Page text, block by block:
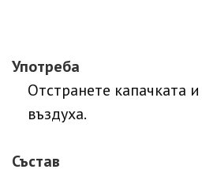
Употреба
Отстранете капачката
въздуха.
Състав